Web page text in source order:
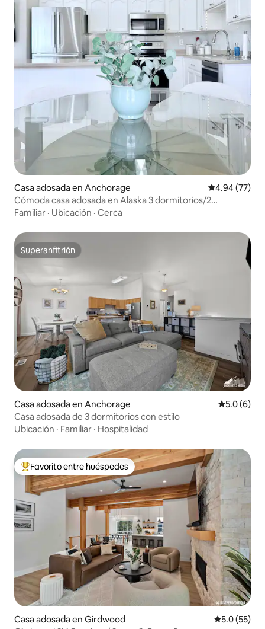
Casa adosada en Anchorage Calificación
4.94 (77)
Cómoda casa adosada en Alaska 3 dormitorios/2
baños/garaje/horarios flexibles
Familiar · Ubicación · Cerca
Superanfitrión
Superanfitrión
Casa adosada en Anchorage
5.0 (6)
Casa adosada de 3 dormitorios con estilo
Ubicación · Familiar · Hospitalidad
De los mejores en Favorito entre huéspedes
Favorito entre huéspedes
Casa adosada en Girdwood Calificación
5.0 (55)